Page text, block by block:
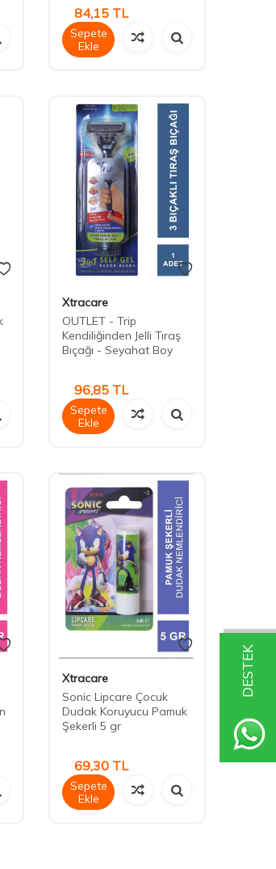
DESTEK
84,15 TL
Sepete
Ekle
Xtracare
OUTLET - Trip
Kendiliğinden Jelli Tıraş
Bıçağı - Seyahat Boy
96,85 TL
Sepete
Ekle
Xtracare
Sonic Lipcare Çocuk
Dudak Koruyucu Pamuk
Şekerli 5 gr
69,30 TL
Sepete
Ekle